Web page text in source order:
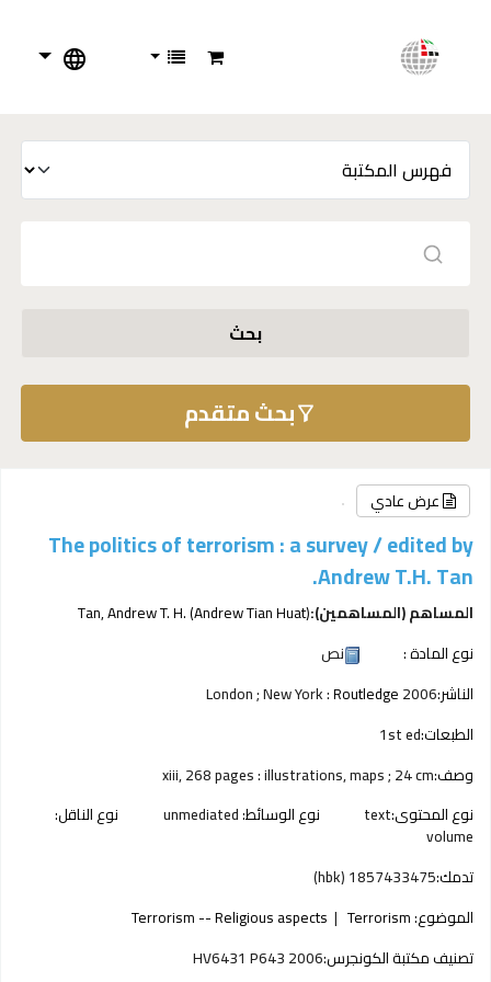
بحث
بحث متقدم
عرض عادي
The politics of terrorism : a survey /edited by
Andrew T.H. Tan.
المساهم (المساهمين):Tan, Andrew T. H. (Andrew Tian Huat)
نوع المادة :
نص
الناشر:
London ; New York :Routledge2006
الطبعات:1st ed
وصف:xiii, 268 pages : illustrations, maps ; 24 cm
نوع المحتوى:text نوع الوسائط:unmediated نوع الناقل:
volume
تدمك:1857433475 (hbk)
الموضوع:Terrorism
Terrorism -- Religious aspects
تصنيف مكتبة الكونجرس:HV6431 P643 2006